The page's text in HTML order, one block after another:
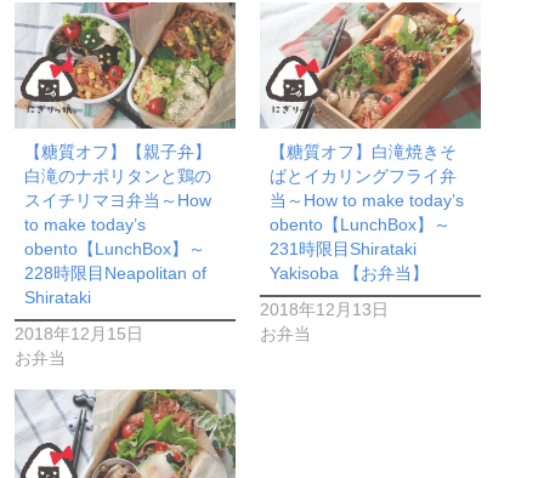
【糖質オフ】【親子弁】
白滝のナポリタンと鶏の
スイチリマヨ弁当～How
to make today’s
obento【LunchBox】～
228時限目Neapolitan of
Shirataki
2018年12月15日
お弁当
【糖質オフ】白滝焼きそ
ばとイカリングフライ弁
当～How to make today’s
obento【LunchBox】～
231時限目Shirataki
Yakisoba 【お弁当】
2018年12月13日
お弁当